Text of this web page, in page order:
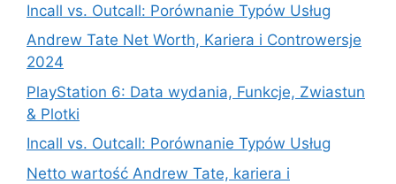
Incall vs. Outcall: Porównanie Typów Usług
Andrew Tate Net Worth, Kariera i Controwersje
2024
PlayStation 6: Data wydania, Funkcje, Zwiastun
& Plotki
Incall vs. Outcall: Porównanie Typów Usług
Netto wartość Andrew Tate, kariera i